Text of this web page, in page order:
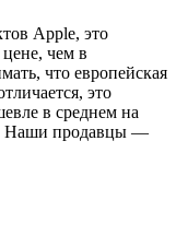
Apple, это
чем в
что европейская
это
в среднем на
Наши продавцы —